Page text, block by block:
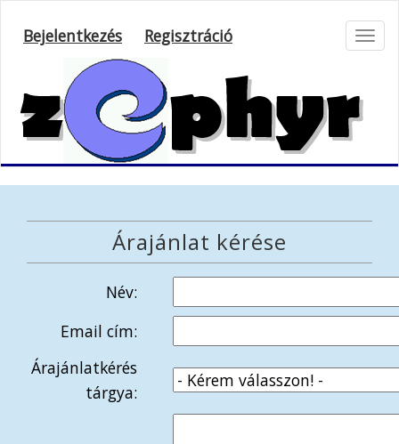
Bejelentkezés Regisztráció
Árajánlat kérése
Név:
Email cím:
Árajánlatkérés
tárgya: